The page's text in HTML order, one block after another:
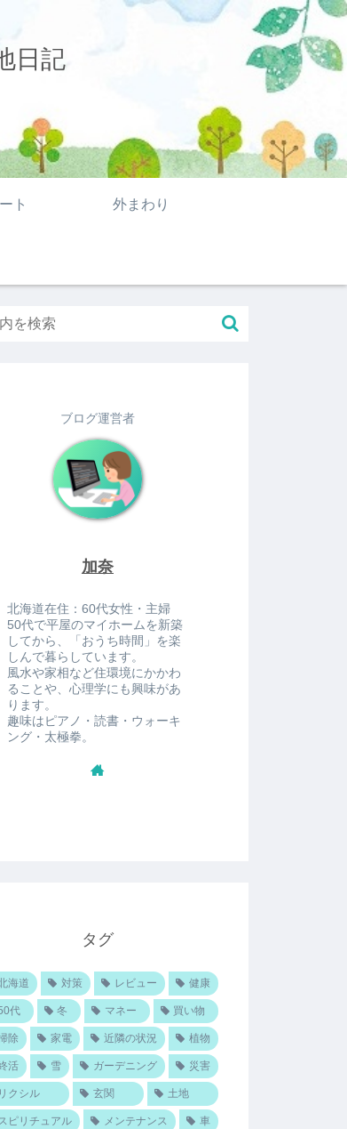
日記
ト 外まわり
ブログ運営者
加奈
北海道在住：60代女性・主婦
50代で平屋のマイホームを新築
してから、「おうち時間」を楽
しんで暮らしています。
風水や家相など住環境にかかわ
ることや、心理学にも興味があ
ります。
趣味はピアノ・読書・ウォーキ
ング・太極拳。
タグ
海道 対策 レビュー 健康
代 冬 マネー 買い物
除 家電 近隣の状況 植物
活 雪 ガーデニング 災害
リクシル 玄関 土地
ピリチュアル メンテナンス 車